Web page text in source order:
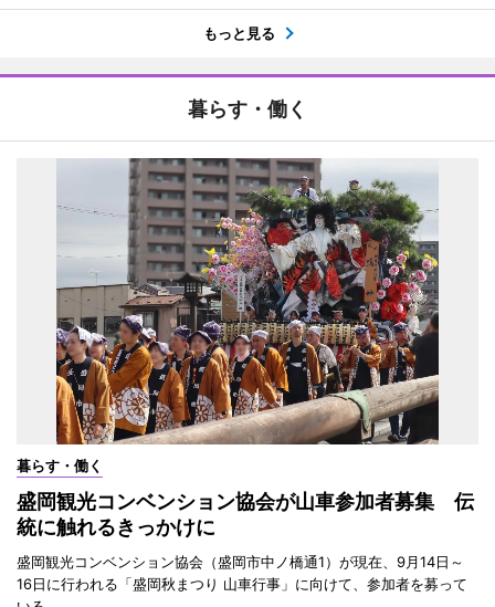
もっと見る
暮らす・働く
暮らす・働く
盛岡観光コンベンション協会が山車参加者募集 伝
統に触れるきっかけに
盛岡観光コンベンション協会（盛岡市中ノ橋通1）が現在、9月14日～
16日に行われる「盛岡秋まつり 山車行事」に向けて、参加者を募って